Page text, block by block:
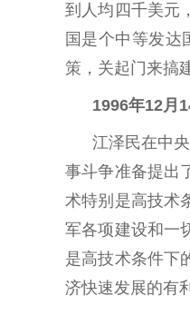
到人均四千美元
国是个中等发
策，关起门来搞
1996年12月
江泽民在中
事斗争准备提出
术特别是高技术
军各项建设和一
是高技术条件下
济快速发展的有